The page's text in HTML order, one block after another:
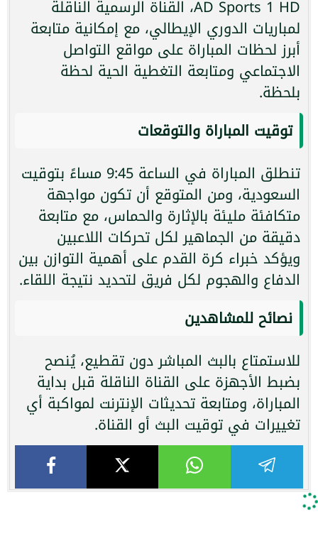
AD Sports 1 HD، القناة الرسمية الناقلة
لمباريات الدوري الإيطالي، مع إمكانية متابعة
أبرز لحظات المباراة على مواقع التواصل
الاجتماعي ومتابعة التغطية الحية لحظة
بلحظة.
توقيت المباراة والتوقعات
تنطلق المباراة في الساعة 9:45 مساءً بتوقيت
السعودية، ومن المتوقع أن تكون مواجهة
متكافئة مليئة بالإثارة والحماس، مع متابعة
دقيقة من الجماهير لكل تحركات اللاعبين
ويؤكد خبراء كرة القدم على أهمية التوازن بين
الدفاع والهجوم لكل فريق لتحديد نتيجة اللقاء.
نصائح للمشاهدين
للاستمتاع بالبث المباشر دون تقطيع، يُنصح
بضبط الأجهزة على القناة الناقلة قبل بداية
المباراة، ومتابعة تحديثات الإنترنت لمواكبة أي
تغييرات في توقيت البث أو القناة.